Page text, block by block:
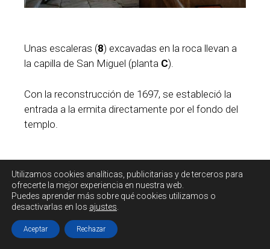
Unas escaleras (8) excavadas en la roca llevan a
la capilla de San Miguel (planta C).
Con la reconstrucción de 1697, se estableció la
entrada a la ermita directamente por el fondo del
templo.
Utilizamos cookies analíticas, publicitarias y de terceros para
ofrecerte la mejor experiencia en nuestra web.
Puedes aprender más sobre qué cookies utilizamos o
desactivarlas en los ajustes
Aceptar Rechazar